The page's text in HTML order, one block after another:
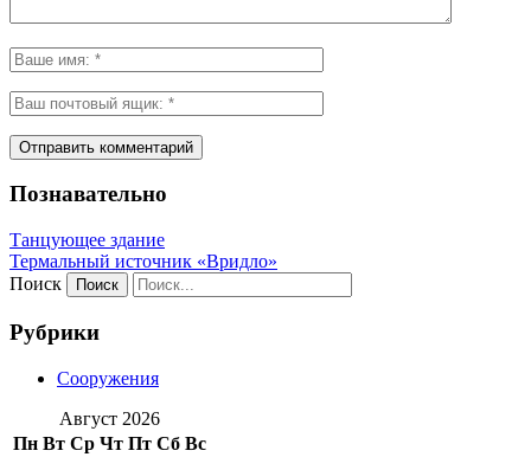
Познавательно
Танцующее здание
Термальный источник «Вридло»
Поиск
Рубрики
Сооружения
Август 2026
Пн Вт Ср Чт Пт Сб Вс